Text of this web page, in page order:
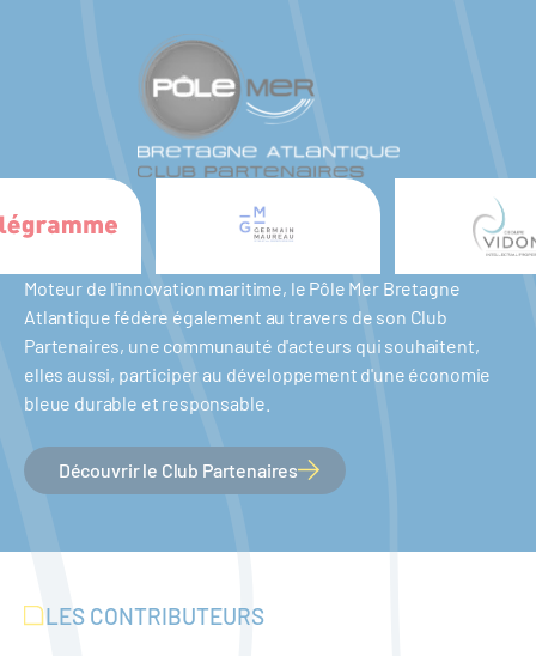
Moteur de l'innovation maritime, le Pôle Mer Bretagne
Atlantique fédère également au travers de son Club
Partenaires, une communauté d'acteurs qui souhaitent,
elles aussi, participer au développement d'une économie
bleue durable et responsable.
Découvrir le Club Partenaires
LES CONTRIBUTEURS